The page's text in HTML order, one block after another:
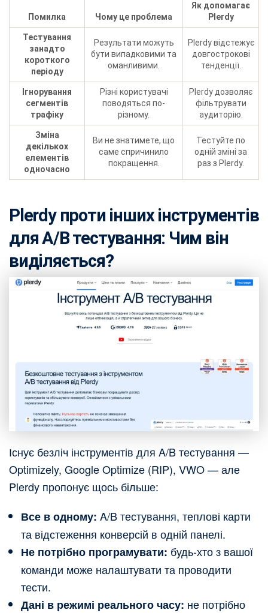
Помилка Чому це проблема
Як допомагає
Plerdy
Тестування
занадто
короткого
періоду
Результати можуть
бути випадковими та
оманливими.
Plerdy відстежує
довгострокові
тенденції.
Ігнорування
сегментів
трафіку
Різні користувачі
поводяться по-
різному.
Plerdy дозволяє
фільтрувати
аудиторію.
Зміна
декількох
елементів
одночасно
Ви не знатимете, що
саме спричинило
покращення.
Тестуйте по
одній зміні за
раз з Plerdy.
Plerdy проти інших інструментів
для A/B тестування: Чим він
виділяється?
Існує безліч інструментів для A/B тестування —
Optimizely, Google Optimize (RIP), VWO — але
Plerdy пропонує щось більше:
Все в одному: A/B тестування, теплові карти
та відстеження конверсій в одній панелі.
Не потрібно програмувати: будь-хто з вашої
команди може налаштувати та проводити
тести.
Дані в режимі реального часу: не потрібно